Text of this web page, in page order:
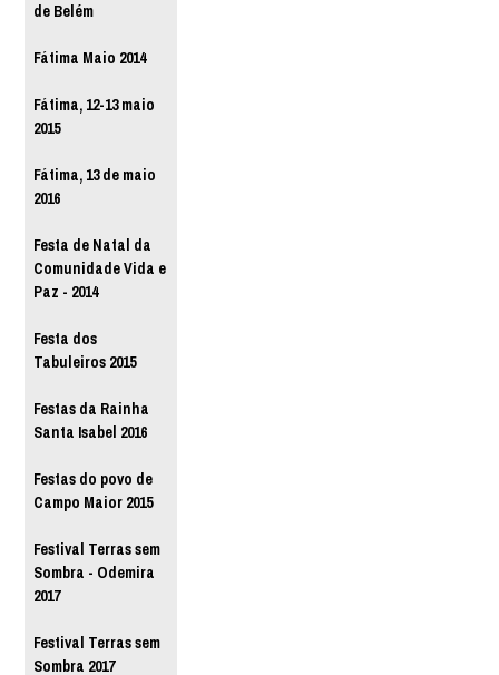
de Belém
Fátima Maio 2014
Fátima, 12-13 maio
2015
Fátima, 13 de maio
2016
Festa de Natal da
Comunidade Vida e
Paz - 2014
Festa dos
Tabuleiros 2015
Festas da Rainha
Santa Isabel 2016
Festas do povo de
Campo Maior 2015
Festival Terras sem
Sombra - Odemira
2017
Festival Terras sem
Sombra 2017